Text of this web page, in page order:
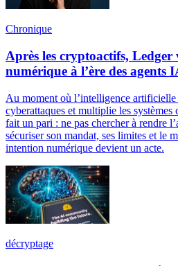
Chronique
Après les cryptoactifs, Ledger
numérique à l’ère des agents
Au moment où l’intelligence
cyberattaques et multiplie les systèmes
fait un pari : ne pas chercher à rendre
sécuriser son mandat, ses limites et le
intention numérique devient un acte.
décryptage